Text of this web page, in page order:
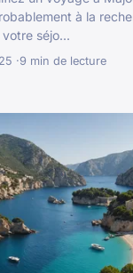
à la
séjo...
9 min de lecture